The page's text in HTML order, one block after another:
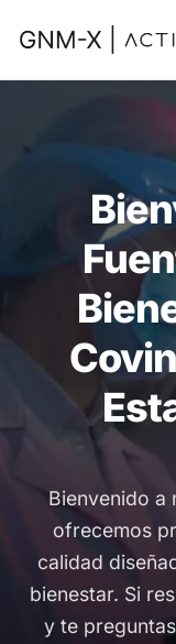
Bienvenido a
ofrecemos
calidad
bienestar. Si
y te preguntas